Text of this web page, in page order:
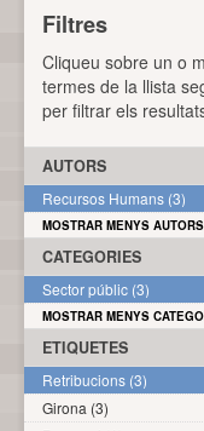
Filtres
Cliqueu sobre un o
termes de la llista
per filtrar els
AUTORS
Recursos Humans (3)
MOSTRAR MENYS AUTORS
CATEGORIES
Sector públic (3)
MOSTRAR MENYS
ETIQUETES
Retribucions (3)
Girona (3)